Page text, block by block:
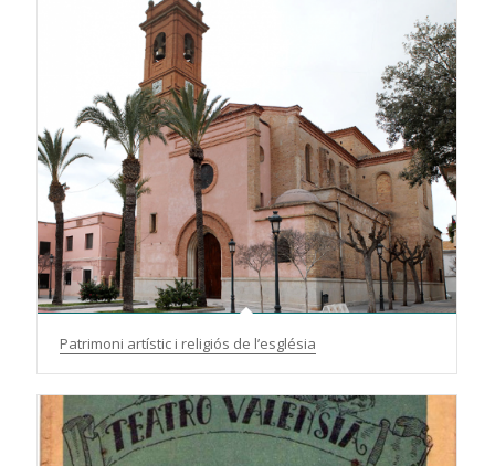
Patrimoni artístic i religiós de l’església